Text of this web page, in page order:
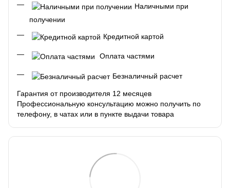
Наличными при
получении
Кредитной картой
Оплата частями
Безналичный расчет
Гарантия от производителя 12 месяцев
Профессиональную консультацию можно получить по
телефону, в чатах или в пункте выдачи товара